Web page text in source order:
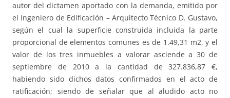
autor del dictamen aportado con la demanda, emitido por
el Ingeniero de Edificación – Arquitecto Técnico D. Gustavo,
según el cual la superficie construida incluida la parte
proporcional de elementos comunes es de 1.49,31 m2, y el
valor de los tres inmuebles a valorar asciende a 30 de
septiembre de 2010 a la cantidad de 327.836,87 €,
habiendo sido dichos datos confirmados en el acto de
ratificación; siendo de señalar que al aludido acto no